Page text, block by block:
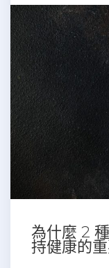
為什麼 2
持健康的